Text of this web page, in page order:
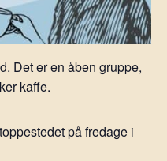
Det er en åben gruppe,
kaffe.
på fredage i